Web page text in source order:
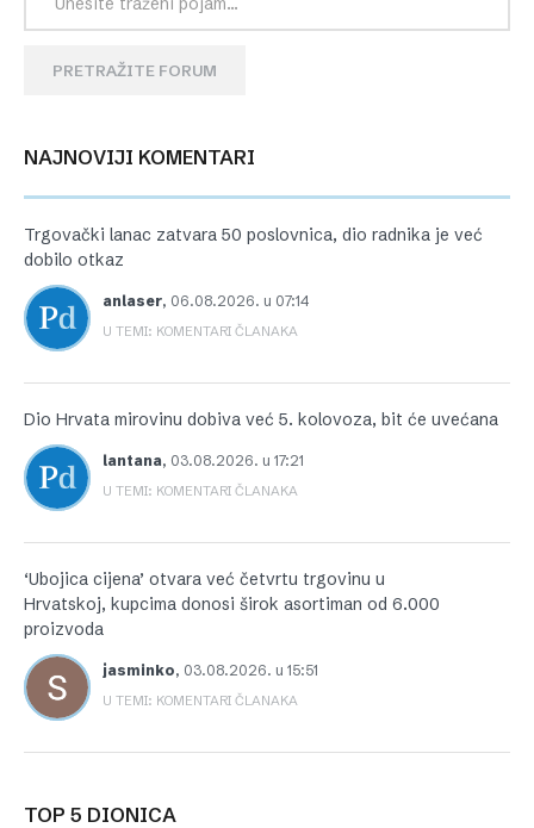
PRETRAŽITE FORUM
NAJNOVIJI KOMENTARI
Trgovački lanac zatvara 50 poslovnica, dio radnika je već
dobilo otkaz
anlaser, 06.08.2026. u 07:14
U TEMI: KOMENTARI ČLANAKA
Dio Hrvata mirovinu dobiva već 5. kolovoza, bit će uvećana
lantana, 03.08.2026. u 17:21
U TEMI: KOMENTARI ČLANAKA
‘Ubojica cijena’ otvara već četvrtu trgovinu u
Hrvatskoj, kupcima donosi širok asortiman od 6.000
proizvoda
jasminko, 03.08.2026. u 15:51
U TEMI: KOMENTARI ČLANAKA
TOP 5 DIONICA